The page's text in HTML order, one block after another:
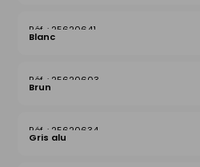
25620641
Blanc
25620603
Brun
25620634
Gris alu